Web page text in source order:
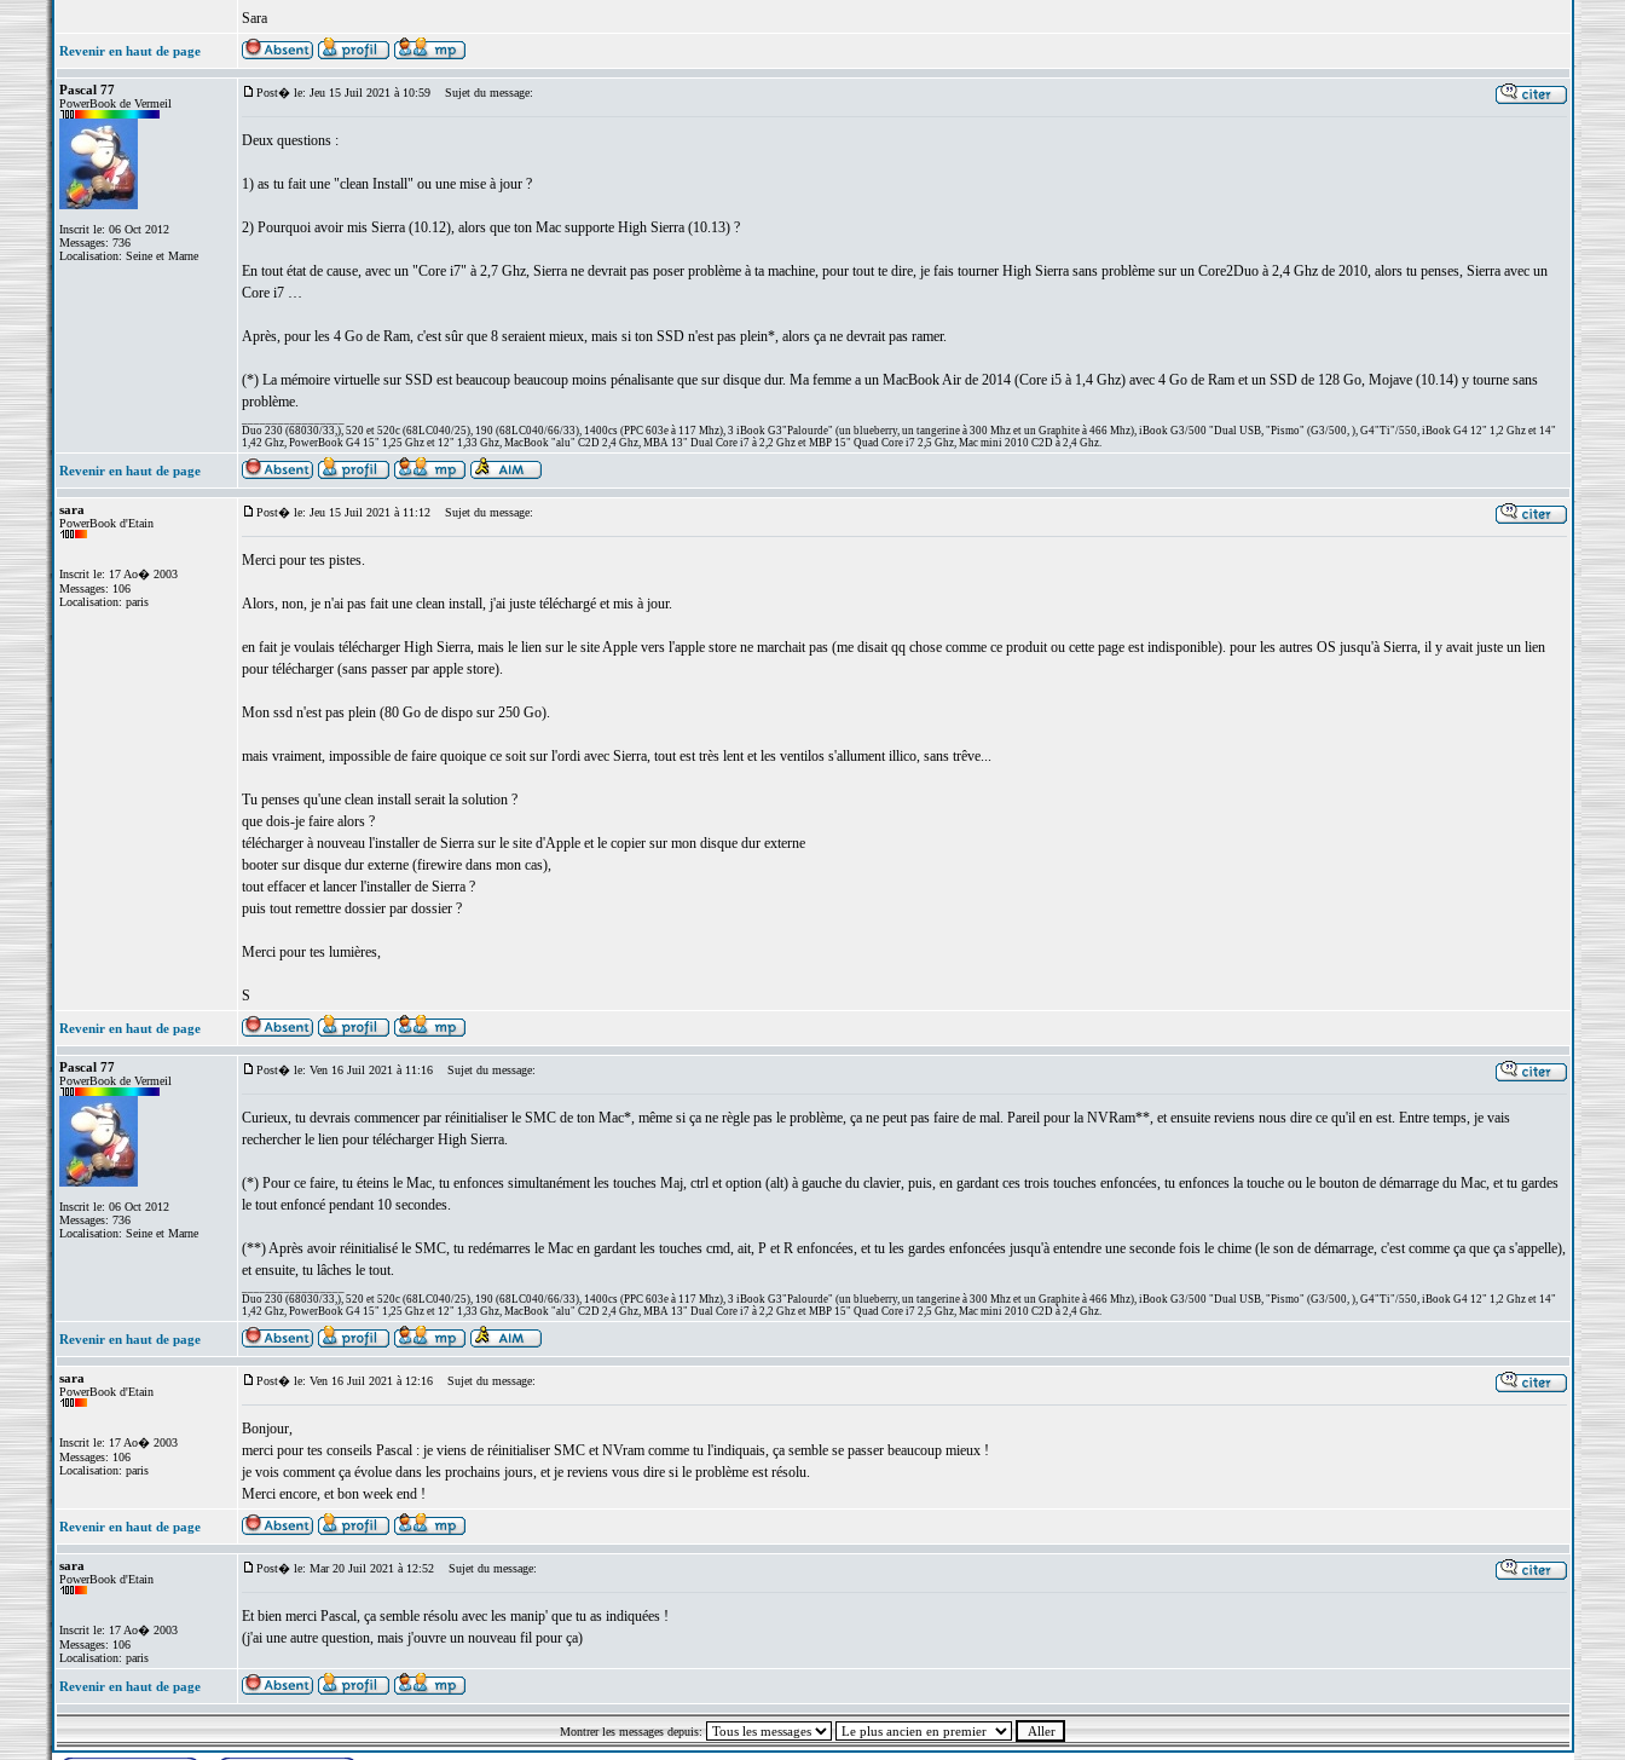
Sara
Revenir en haut de page
Pascal 77
PowerBook de Vermeil
Inscrit le: 06 Oct 2012
Messages: 736
Localisation: Seine et Marne
Post� le: Jeu 15 Juil 2021 à 10:59 Sujet du message:
Deux questions :
1) as tu fait une "clean Install" ou une mise à jour ?
2) Pourquoi avoir mis Sierra (10.12), alors que ton Mac supporte High Sierra (10.13) ?
En tout état de cause, avec un "Core i7" à 2,7 Ghz, Sierra ne devrait pas poser problème à ta machine, pour tout te dire, je fais tourner High Sierra sans problème sur un Core2Duo à 2,4 Ghz de 2010, alors tu penses, Sierra avec un
Core i7 …
Après, pour les 4 Go de Ram, c'est sûr que 8 seraient mieux, mais si ton SSD n'est pas plein*, alors ça ne devrait pas ramer.
(*) La mémoire virtuelle sur SSD est beaucoup beaucoup moins pénalisante que sur disque dur. Ma femme a un MacBook Air de 2014 (Core i5 à 1,4 Ghz) avec 4 Go de Ram et un SSD de 128 Go, Mojave (10.14) y tourne sans
problème.
Duo 230 (68030/33,), 520 et 520c (68LC040/25), 190 (68LC040/66/33), 1400cs (PPC 603e à 117 Mhz), 3 iBook G3"Palourde" (un blueberry, un tangerine à 300 Mhz et un Graphite à 466 Mhz), iBook G3/500 "Dual USB, "Pismo" (G3/500, ), G4"Ti"/550, iBook G4 12" 1,2 Ghz et 14"
1,42 Ghz, PowerBook G4 15" 1,25 Ghz et 12" 1,33 Ghz, MacBook "alu" C2D 2,4 Ghz, MBA 13" Dual Core i7 à 2,2 Ghz et MBP 15" Quad Core i7 2,5 Ghz, Mac mini 2010 C2D à 2,4 Ghz.
Revenir en haut de page
sara
PowerBook d'Etain
Inscrit le: 17 Ao� 2003
Messages: 106
Localisation: paris
Post� le: Jeu 15 Juil 2021 à 11:12 Sujet du message:
Merci pour tes pistes.
Alors, non, je n'ai pas fait une clean install, j'ai juste téléchargé et mis à jour.
en fait je voulais télécharger High Sierra, mais le lien sur le site Apple vers l'apple store ne marchait pas (me disait qq chose comme ce produit ou cette page est indisponible). pour les autres OS jusqu'à Sierra, il y avait juste un lien
pour télécharger (sans passer par apple store).
Mon ssd n'est pas plein (80 Go de dispo sur 250 Go).
mais vraiment, impossible de faire quoique ce soit sur l'ordi avec Sierra, tout est très lent et les ventilos s'allument illico, sans trêve...
Tu penses qu'une clean install serait la solution ?
que dois-je faire alors ?
télécharger à nouveau l'installer de Sierra sur le site d'Apple et le copier sur mon disque dur externe
booter sur disque dur externe (firewire dans mon cas),
tout effacer et lancer l'installer de Sierra ?
puis tout remettre dossier par dossier ?
Merci pour tes lumières,
S
Revenir en haut de page
Pascal 77
PowerBook de Vermeil
Inscrit le: 06 Oct 2012
Messages: 736
Localisation: Seine et Marne
Post� le: Ven 16 Juil 2021 à 11:16 Sujet du message:
Curieux, tu devrais commencer par réinitialiser le SMC de ton Mac*, même si ça ne règle pas le problème, ça ne peut pas faire de mal. Pareil pour la NVRam**, et ensuite reviens nous dire ce qu'il en est. Entre temps, je vais
rechercher le lien pour télécharger High Sierra.
(*) Pour ce faire, tu éteins le Mac, tu enfonces simultanément les touches Maj, ctrl et option (alt) à gauche du clavier, puis, en gardant ces trois touches enfoncées, tu enfonces la touche ou le bouton de démarrage du Mac, et tu gardes
le tout enfoncé pendant 10 secondes.
(**) Après avoir réinitialisé le SMC, tu redémarres le Mac en gardant les touches cmd, ait, P et R enfoncées, et tu les gardes enfoncées jusqu'à entendre une seconde fois le chime (le son de démarrage, c'est comme ça que ça s'appelle),
et ensuite, tu lâches le tout.
Duo 230 (68030/33,), 520 et 520c (68LC040/25), 190 (68LC040/66/33), 1400cs (PPC 603e à 117 Mhz), 3 iBook G3"Palourde" (un blueberry, un tangerine à 300 Mhz et un Graphite à 466 Mhz), iBook G3/500 "Dual USB, "Pismo" (G3/500, ), G4"Ti"/550, iBook G4 12" 1,2 Ghz et 14"
1,42 Ghz, PowerBook G4 15" 1,25 Ghz et 12" 1,33 Ghz, MacBook "alu" C2D 2,4 Ghz, MBA 13" Dual Core i7 à 2,2 Ghz et MBP 15" Quad Core i7 2,5 Ghz, Mac mini 2010 C2D à 2,4 Ghz.
Revenir en haut de page
sara
PowerBook d'Etain
Inscrit le: 17 Ao� 2003
Messages: 106
Localisation: paris
Post� le: Ven 16 Juil 2021 à 12:16 Sujet du message:
Bonjour,
merci pour tes conseils Pascal : je viens de réinitialiser SMC et NVram comme tu l'indiquais, ça semble se passer beaucoup mieux !
je vois comment ça évolue dans les prochains jours, et je reviens vous dire si le problème est résolu.
Merci encore, et bon week end !
Revenir en haut de page
sara
PowerBook d'Etain
Inscrit le: 17 Ao� 2003
Messages: 106
Localisation: paris
Post� le: Mar 20 Juil 2021 à 12:52 Sujet du message:
Et bien merci Pascal, ça semble résolu avec les manip' que tu as indiquées !
(j'ai une autre question, mais j'ouvre un nouveau fil pour ça)
Revenir en haut de page
Montrer les messages depuis: